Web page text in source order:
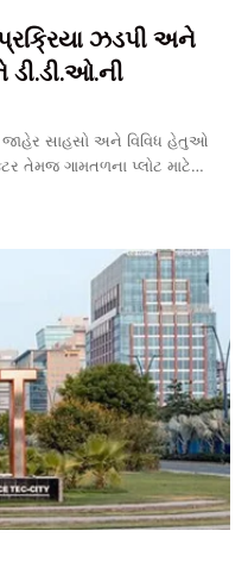
ઝડપી અને
સાહસો અને વિવિધ હેતુઓ
તેમજ ગામતળના પ્લોટ માટે…